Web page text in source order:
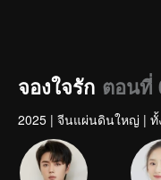
จองใจรัก ตอนที่
2025 | จีนแผ่นดินใหญ่ | ทั้